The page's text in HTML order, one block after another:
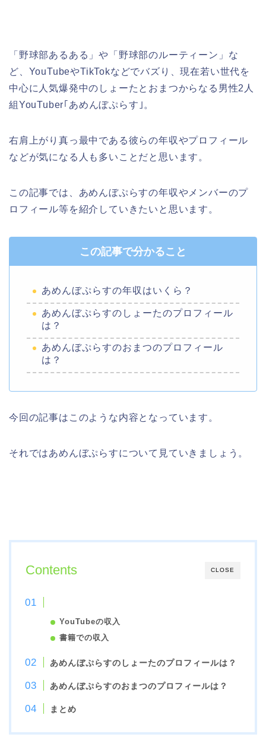
「野球部あるある」や「野球部のルーティーン」な
ど、YouTubeやTikTokなどでバズり、現在若い世代を
中心に人気爆発中のしょーたとおまつからなる男性2人
組YouTuber｢あめんぼぷらす｣。
右肩上がり真っ最中である彼らの年収やプロフィール
などが気になる人も多いことだと思います。
この記事では、あめんぼぷらすの年収やメンバーのプ
ロフィール等を紹介していきたいと思います。
この記事で分かること
あめんぼぷらすの年収はいくら？
あめんぼぷらすのしょーたのプロフィール
は？
あめんぼぷらすのおまつのプロフィール
は？
今回の記事はこのような内容となっています。
それではあめんぼぷらすについて見ていきましょう。
CLOSE
Contents
YouTubeの収入
書籍での収入
あめんぼぷらすのしょーたのプロフィールは？
あめんぼぷらすのおまつのプロフィールは？
まとめ